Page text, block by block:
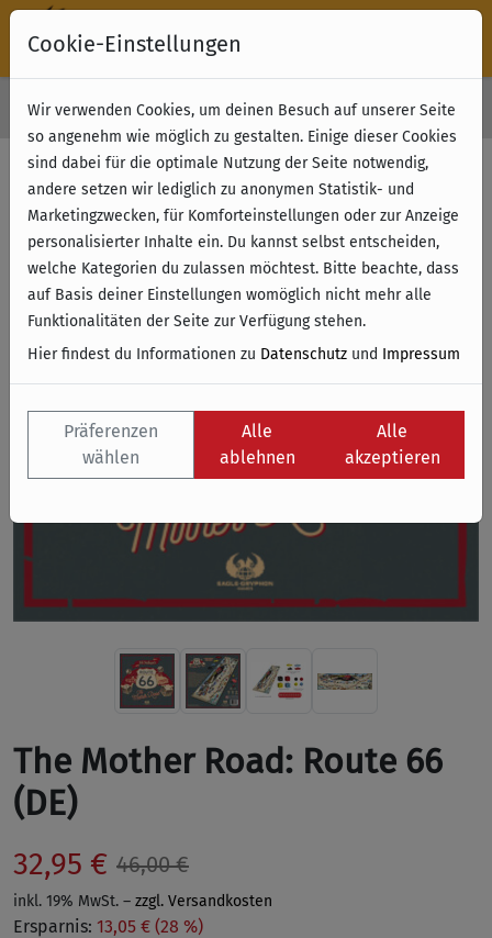
Kostenloser Versand & Retoure ab 49 € (innerhalb Deutschlands)
The Mother Road: Route 66
(DE)
32,95 € 46,00 €
inkl. 19% MwSt. – zzgl. Versandkosten
Ersparnis: 13,05 € (28 %)
Cookie-Einstellungen
Wir verwenden Cookies, um deinen Besuch auf unserer Seite
so angenehm wie möglich zu gestalten. Einige dieser Cookies
sind dabei für die optimale Nutzung der Seite notwendig,
andere setzen wir lediglich zu anonymen Statistik- und
Marketingzwecken, für Komforteinstellungen oder zur Anzeige
personalisierter Inhalte ein. Du kannst selbst entscheiden,
welche Kategorien du zulassen möchtest. Bitte beachte, dass
auf Basis deiner Einstellungen womöglich nicht mehr alle
Funktionalitäten der Seite zur Verfügung stehen.
Hier findest du Informationen zu Datenschutz und Impressum
Präferenzen
wählen
Alle
ablehnen
Alle
akzeptieren